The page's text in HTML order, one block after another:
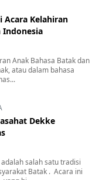
Kelahiran
Indonesia
Anak Bahasa Batak dan
atau dalam bahasa
Dekke
salah satu tradisi
Batak . Acara ini